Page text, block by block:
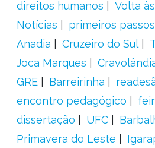
direitos humanos
Volta
Notícias
primeiros passos
Anadia
Cruzeiro do Sul
Joca Marques
GRE
Barreirinha
encontro pedagógico
dissertação
UFC
Primavera do Leste